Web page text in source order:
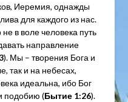
Иеремия, однажды
для каждого из нас.
в воле человека путь
направление
). Мы – творения Бога и
так и на небесах,
идеальна, ибо Бог
подобию (Бытие 1:26).